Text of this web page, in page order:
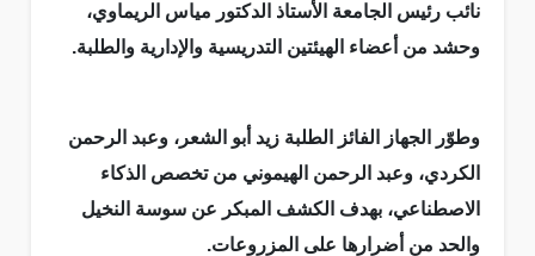
نائب رئيس الجامعة الأستاذ الدكتور مياس الريماوي،
وحشد من أعضاء الهيئتين التدريسية والإدارية والطلبة.
وطوّر الجهاز الفائز الطلبة زيد أبو الشعر، وعبد الرحمن
الكردي، وعبد الرحمن الهيموني من تخصص الذكاء
الاصطناعي، بهدف الكشف المبكر عن سوسة النخيل
والحد من أضرارها على المزروعات.